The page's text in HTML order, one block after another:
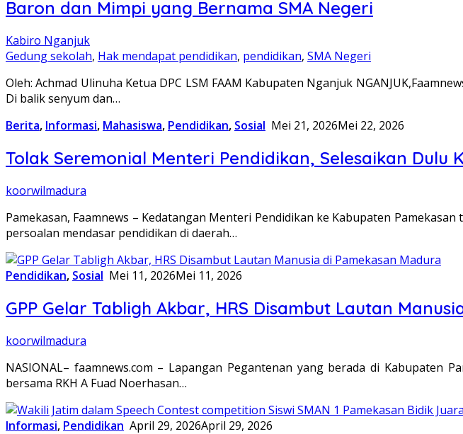
Baron dan Mimpi yang Bernama SMA Negeri
Kabiro Nganjuk
Gedung sekolah, Hak mendapat pendidikan, pendidikan, SMA Negeri
Oleh: Achmad Ulinuha Ketua DPC LSM FAAM Kabupaten Nganjuk
Di balik senyum dan…
Berita, Informasi, Mahasiswa, Pendidikan, Sosial Mei 21, 2026Mei 22, 2026
Tolak Seremonial Menteri Pendidikan, Selesaikan Dulu
koorwilmadura
Pamekasan, Faamnews – Kedatangan Menteri Pendidikan ke Kabupaten
persoalan mendasar pendidikan di daerah…
Pendidikan, Sosial Mei 11, 2026Mei 11, 2026
GPP Gelar Tabligh Akbar, HRS Disambut Lautan
koorwilmadura
NASIONAL– faamnews.com – Lapangan Pegantenan yang berada di Kabupaten
bersama RKH A Fuad Noerhasan…
Informasi, Pendidikan April 29, 2026April 29, 2026